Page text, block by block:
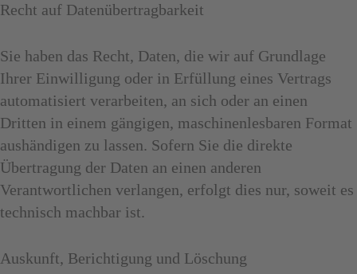
Recht auf Daten­übertrag­barkeit
Sie haben das Recht, Daten, die wir auf Grundlage
Ihrer Einwilligung oder in Erfüllung eines Vertrags
automatisiert verarbeiten, an sich oder an einen
Dritten in einem gängigen, maschinenlesbaren Format
aushändigen zu lassen. Sofern Sie die direkte
Übertragung der Daten an einen anderen
Verantwortlichen verlangen, erfolgt dies nur, soweit es
technisch machbar ist.
Auskunft, Berichtigung und Löschung